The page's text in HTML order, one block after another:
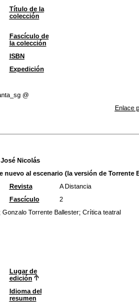
Título de la
colección
Fascículo de
la colección
ISBN
Expedición
@
Enlace
Nicolás
nuevo al escenario (la versión de Torrente
Revista
A Distancia
Fascículo
2
Gonzalo Torrente Ballester; Crítica teatral
Lugar de
edición
Idioma del
resumen